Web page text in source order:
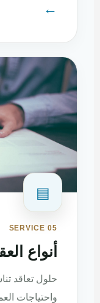
←
▤
SERVICE 05
أنواع
حلول تعاقد
واحتياجات